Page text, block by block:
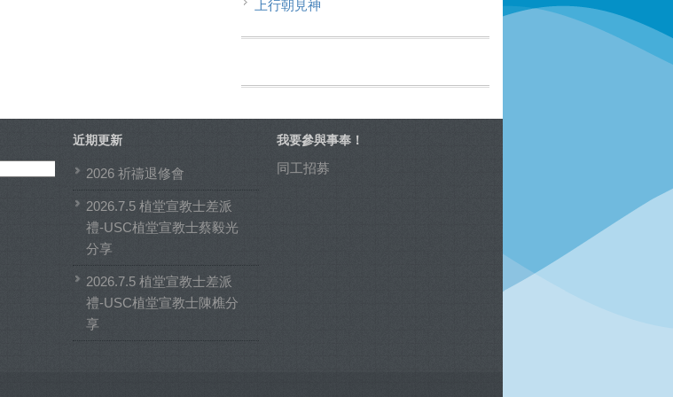
上行朝見神
近期更新
2026 祈禱退修會
2026.7.5 植堂宣教士差派
禮-USC植堂宣教士蔡毅光
分享
2026.7.5 植堂宣教士差派
禮-USC植堂宣教士陳樵分
享
我要參與事奉！
同工招募